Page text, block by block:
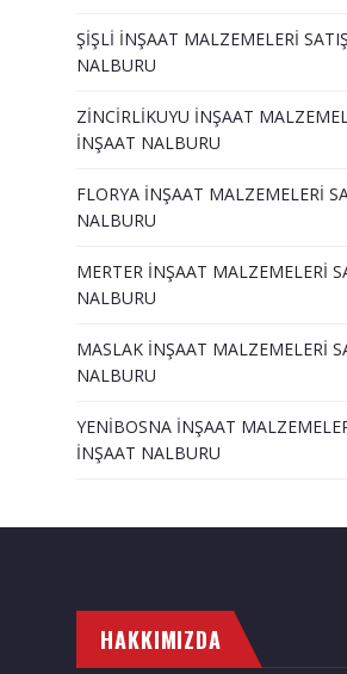
ŞİŞLİ İNŞAAT MALZEMELERİ
NALBURU
ZİNCİRLİKUYU İNŞAAT
İNŞAAT NALBURU
FLORYA İNŞAAT MALZEMELERİ
NALBURU
MERTER İNŞAAT MALZEMELERİ
NALBURU
MASLAK İNŞAAT MALZEMELERİ
NALBURU
YENİBOSNA İNŞAAT
İNŞAAT NALBURU
HAKKIMIZDA